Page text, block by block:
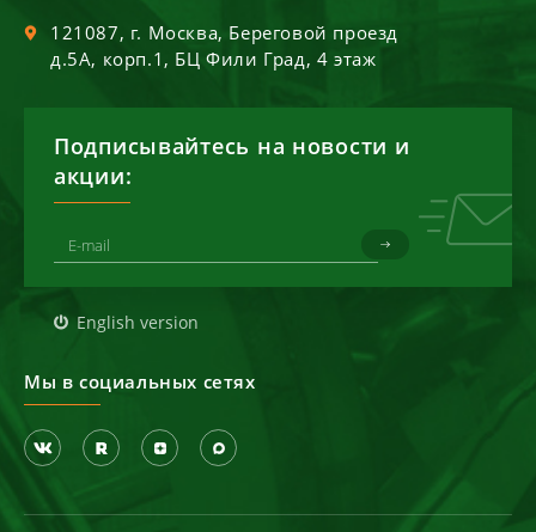
121087, г. Москва, Береговой проезд
д.5А, корп.1, БЦ Фили Град, 4 этаж
Подписывайтесь на новости и
акции:
English version
Мы в социальных сетях